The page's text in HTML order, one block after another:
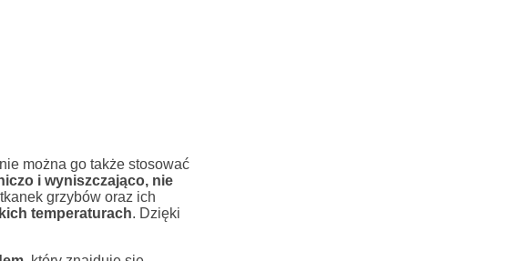
można go także stosować
i wyniszczająco, nie
grzybów oraz ich
temperaturach. Dzięki